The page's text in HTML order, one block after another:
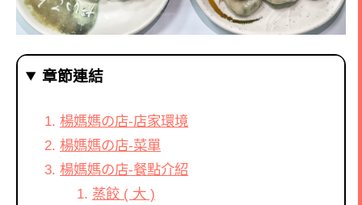
章節連結
楊媽媽の店-店家環境
楊媽媽の店-菜單
楊媽媽の店-餐點介紹
蒸餃 ( 大 )